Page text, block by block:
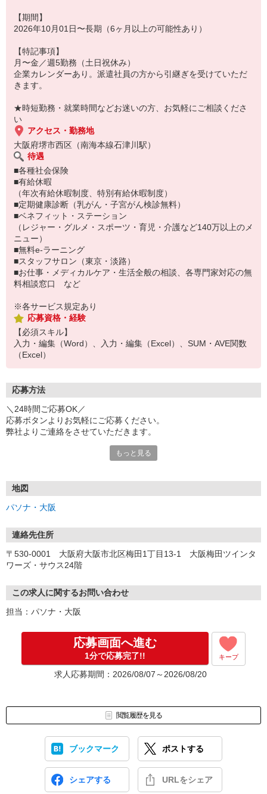
【期間】
2026年10月01日〜長期（6ヶ月以上の可能性あり）
【特記事項】
月〜金／週5勤務（土日祝休み）
企業カレンダーあり。派遣社員の方から引継ぎを受けていただ
きます。
★時短勤務・就業時間などお迷いの方、お気軽にご相談くださ
い
アクセス・勤務地
大阪府堺市西区（南海本線石津川駅）
待遇
■各種社会保険
■有給休暇
（年次有給休暇制度、特別有給休暇制度）
■定期健康診断（乳がん・子宮がん検診無料）
■ベネフィット・ステーション
（レジャー・グルメ・スポーツ・育児・介護など140万以上のメ
ニュー）
■無料e-ラーニング
■スタッフサロン（東京・淡路）
■お仕事・メディカルケア・生活全般の相談、各専門家対応の無
料相談窓口 など
※各サービス規定あり
応募資格・経験
【必須スキル】
入力・編集（Word）、入力・編集（Excel）、SUM・AVE関数
（Excel）
応募方法
＼24時間ご応募OK／
応募ボタンよりお気軽にご応募ください。
弊社よりご連絡をさせていただきます。
※「@pasona.co.jp」のドメイン解除をお願いいたします。
【お仕事開始までの流れ】
▼ご案内可能な方に弊社からマイページ作成（プロフィール入力）
▼面談 ※WEB、来社を選択可能です
▼お仕事紹介
▼お仕事開始
もっと見る
地図
パソナ・大阪
連絡先住所
〒530-0001 大阪府大阪市北区梅田1丁目13-1 大阪梅田ツインタ
ワーズ・サウス24階
この求人に関するお問い合わせ
担当：パソナ・大阪
応募画面へ進む
1分で応募完了!! キープ
求人応募期間：2026/08/07～2026/08/20
閲覧履歴を見る
ブックマーク ポストする
シェアする URLをシェア